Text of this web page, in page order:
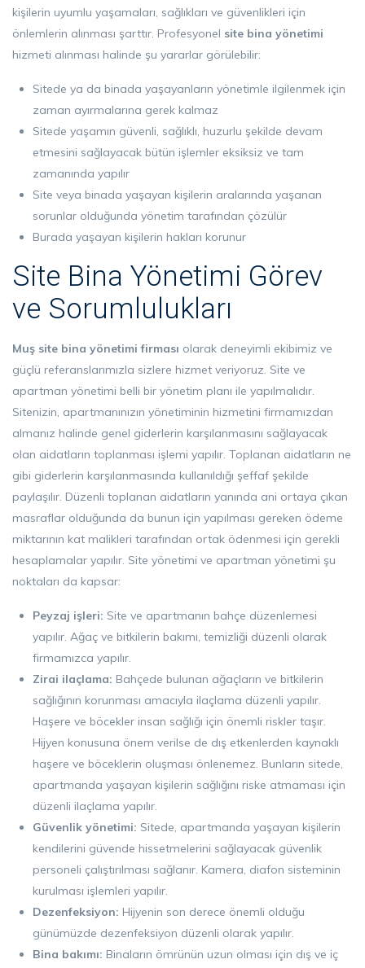
kişilerin uyumlu yaşamaları, sağlıkları ve güvenlikleri için
önlemlerin alınması şarttır. Profesyonel site bina yönetimi
hizmeti alınması halinde şu yararlar görülebilir:
Sitede ya da binada yaşayanların yönetimle ilgilenmek için
zaman ayırmalarına gerek kalmaz
Sitede yaşamın güvenli, sağlıklı, huzurlu şekilde devam
etmesini sağlayacak bütün işlemler eksiksiz ve tam
zamanında yapılır
Site veya binada yaşayan kişilerin aralarında yaşanan
sorunlar olduğunda yönetim tarafından çözülür
Burada yaşayan kişilerin hakları korunur
Site Bina Yönetimi Görev
ve Sorumlulukları
Muş site bina yönetimi firması olarak deneyimli ekibimiz ve
güçlü referanslarımızla sizlere hizmet veriyoruz. Site ve
apartman yönetimi belli bir yönetim planı ile yapılmalıdır.
Sitenizin, apartmanınızın yönetiminin hizmetini firmamızdan
almanız halinde genel giderlerin karşılanmasını sağlayacak
olan aidatların toplanması işlemi yapılır. Toplanan aidatların ne
gibi giderlerin karşılanmasında kullanıldığı şeffaf şekilde
paylaşılır. Düzenli toplanan aidatların yanında ani ortaya çıkan
masraflar olduğunda da bunun için yapılması gereken ödeme
miktarının kat malikleri tarafından ortak ödenmesi için gerekli
hesaplamalar yapılır. Site yönetimi ve apartman yönetimi şu
noktaları da kapsar:
Peyzaj işleri: Site ve apartmanın bahçe düzenlemesi
yapılır. Ağaç ve bitkilerin bakımı, temizliği düzenli olarak
firmamızca yapılır.
Zirai ilaçlama: Bahçede bulunan ağaçların ve bitkilerin
sağlığının korunması amacıyla ilaçlama düzenli yapılır.
Haşere ve böcekler insan sağlığı için önemli riskler taşır.
Hijyen konusuna önem verilse de dış etkenlerden kaynaklı
haşere ve böceklerin oluşması önlenemez. Bunların sitede,
apartmanda yaşayan kişilerin sağlığını riske atmaması için
düzenli ilaçlama yapılır.
Güvenlik yönetimi: Sitede, apartmanda yaşayan kişilerin
kendilerini güvende hissetmelerini sağlayacak güvenlik
personeli çalıştırılması sağlanır. Kamera, diafon sisteminin
kurulması işlemleri yapılır.
Dezenfeksiyon: Hijyenin son derece önemli olduğu
günümüzde dezenfeksiyon düzenli olarak yapılır.
Bina bakımı: Binaların ömrünün uzun olması için dış ve iç